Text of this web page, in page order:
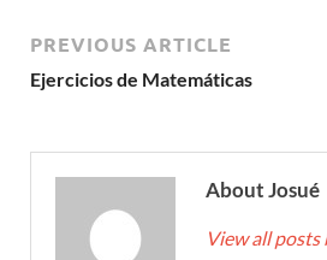
PREVIOUS ARTICLE
Ejercicios de Matemáticas
About Josué
View all posts